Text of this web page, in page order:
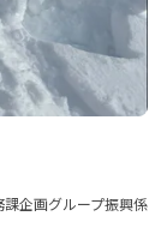
企画グループ振興係